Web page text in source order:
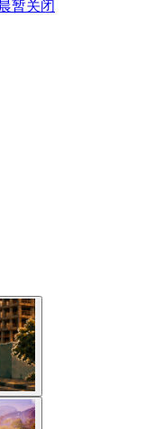
暂关闭